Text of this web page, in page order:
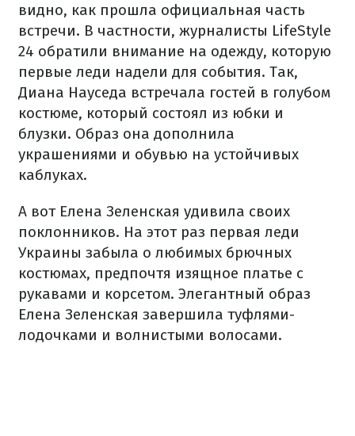
видно, как прошла официальная часть
встречи. В частности, журналисты LifeStyle
24 обратили внимание на одежду, которую
первые леди надели для события. Так,
Диана Науседа встречала гостей в голубом
костюме, который состоял из юбки и
блузки. Образ она дополнила
украшениями и обувью на устойчивых
каблуках.
А вот Елена Зеленская удивила своих
поклонников. На этот раз первая леди
Украины забыла о любимых брючных
костюмах, предпочтя изящное платье с
рукавами и корсетом. Элегантный образ
Елена Зеленская завершила туфлями-
лодочками и волнистыми волосами.